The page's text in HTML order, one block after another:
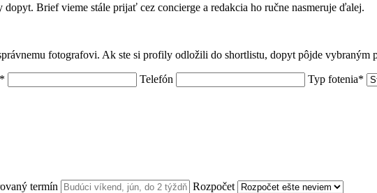
Brief vieme stále prijať cez concierge a redakcia ho ručne nasmeruje ďalej.
fotografovi. Ak ste si profily odložili do shortlistu, dopyt pôjde
Telefón Typ fotenia*
termín
Rozpočet